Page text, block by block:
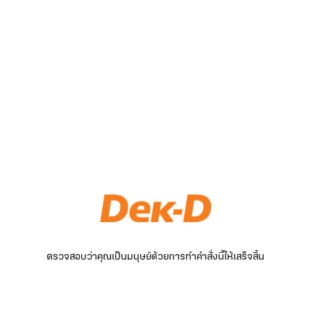
ตรวจสอบว่าคุณเป็นมนุษย์ด้วยการทำคำสั่งนี้ให้เสร็จสิ้น